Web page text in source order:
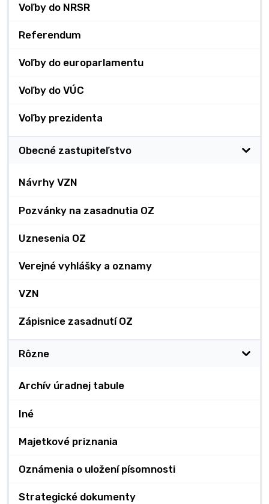
Voľby do NRSR
Referendum
Voľby do europarlamentu
Voľby do VÚC
Voľby prezidenta
Obecné zastupiteľstvo
Návrhy VZN
Pozvánky na zasadnutia OZ
Uznesenia OZ
Verejné vyhlášky a oznamy
VZN
Zápisnice zasadnutí OZ
Rôzne
Archív úradnej tabule
Iné
Majetkové priznania
Oznámenia o uložení písomnosti
Strategické dokumenty